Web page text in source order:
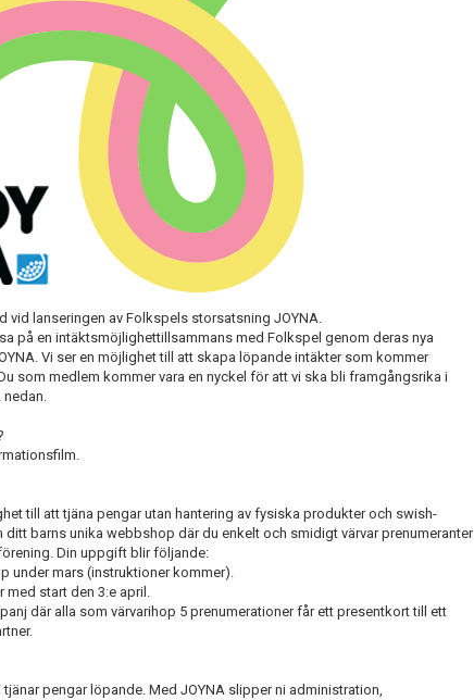
vid lanseringen av Folkspels storsatsning JOYNA.
på en intäktsmöjlighettillsammans med Folkspel genom deras nya
Vi ser en möjlighet till att skapa löpande intäkter som kommer
som medlem kommer vara en nyckel för att vi ska bli framgångsrika i
nedan.
till att tjäna pengar utan hantering av fysiska produkter och swish-
ditt barns unika webbshop där du enkelt och smidigt värvar prenumeranter
Din uppgift blir följande:
undermars (instruktioner kommer).
med start den 3:e april .
där alla som värvarihop 5 prenumerationerfårett presentkort till ett
pengar löpande. Med JOYNA slipper ni administration,